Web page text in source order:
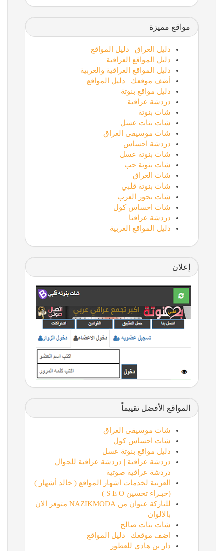
مواقع مميزة
دليل العراق | دليل المواقع
دليل المواقع العراقية
دليل المواقع العراقية والعربية
أضف موقعك | دليل المواقع
دليل مواقع بنوتة
دردشة عراقية
شات بنوتة
شات بنات عسل
شات موسيقى العراق
دردشة احساس
شات بنوتة عسل
شات بنوتة حب
شات العراق
شات بنوتة قلبي
شات بحور العرب
شات احساس كول
دردشة عراقنا
دليل المواقع العربية
إعلان
المواقع الأفضل تقييماً
شات موسيقى العراق
شات احساس كول
دليل مواقع بنوتة عسل
دردشة عراقية | دردشة عراقية للجوال |
دردشة عراقية صوتية
العربية لخدمات أشهار المواقع ( خالد أشهار )
(خبـراء تحسين S E O )
للنازكة عنوان من NAZIKMODA متوفر الان
بالالوان
شات بنات صالح
اضف موقعك | دليل المواقع
دار بن هادي للعطور